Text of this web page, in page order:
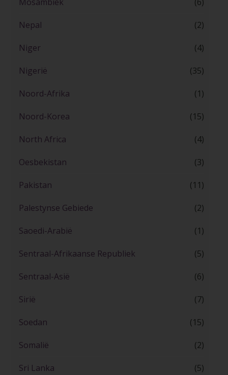
Nepal (2)
Niger (4)
Nigerië (35)
Noord-Afrika (1)
Noord-Korea (15)
North Africa (4)
Oesbekistan (3)
Pakistan (11)
Palestynse Gebiede (2)
Saoedi-Arabië (1)
Sentraal-Afrikaanse Republiek (5)
Sentraal-Asië (6)
Sirië (7)
Soedan (15)
Somalië (2)
Sri Lanka (5)